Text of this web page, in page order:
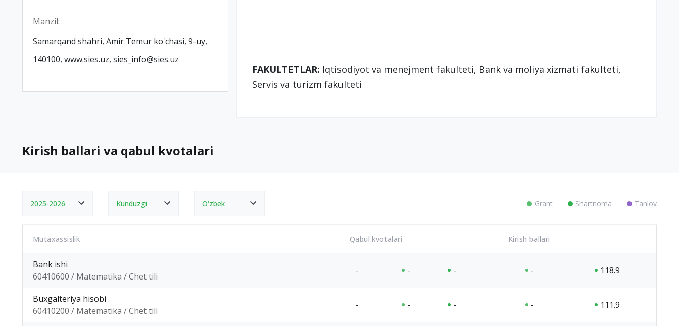
Manzil:
Samarqand shahri, Amir Temur ko'chasi, 9-uy,
140100, www.sies.uz, sies_info@sies.uz
FAKULTETLAR: Iqtisodiyot va menejment fakulteti, Bank va moliya xizmati fakulteti,
Servis va turizm fakulteti
Kirish ballari va qabul kvotalari
2025-2026 Kunduzgi O‘zbek Grant Shartnoma Tanlov
Mutaxassislik Qabul kvotalari Kirish ballari
Bank ishi
60410600 / Matematika / Chet tili
- - - - 118.9
Buxgalteriya hisobi
60410200 / Matematika / Chet tili
- - - - 111.9